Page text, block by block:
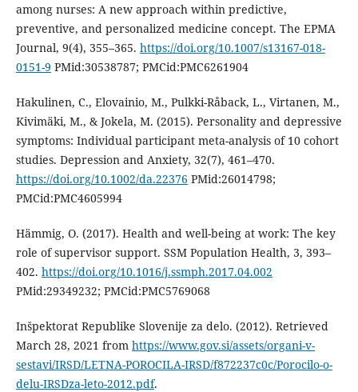
among nurses: A new approach within predictive,
preventive, and personalized medicine concept. The EPMA
Journal, 9(4), 355–365. https://doi.org/10.1007/s13167-018-
0151-9 PMid:30538787; PMCid:PMC6261904
Hakulinen, C., Elovainio, M., Pulkki-Råback, L., Virtanen, M.,
Kivimäki, M., & Jokela, M. (2015). Personality and depressive
symptoms: Individual participant meta-analysis of 10 cohort
studies. Depression and Anxiety, 32(7), 461–470.
https://doi.org/10.1002/da.22376 PMid:26014798;
PMCid:PMC4605994
Hämmig, O. (2017). Health and well-being at work: The key
role of supervisor support. SSM Population Health, 3, 393–
402. https://doi.org/10.1016/j.ssmph.2017.04.002
PMid:29349232; PMCid:PMC5769068
Inšpektorat Republike Slovenije za delo. (2012). Retrieved
March 28, 2021 from https://www.gov.si/assets/organi-v-
sestavi/IRSD/LETNA-POROCILA-IRSD/f872237c0c/Porocilo-o-
delu-IRSDza-leto-2012.pdf.